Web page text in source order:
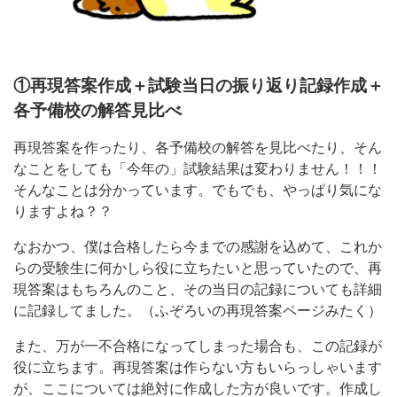
①再現答案作成＋試験当日の振り返り記録作成＋
各予備校の解答見比べ
再現答案を作ったり、各予備校の解答を見比べたり、そん
なことをしても「今年の」試験結果は変わりません！！！
そんなことは分かっています。でもでも、やっぱり気にな
りますよね？？
なおかつ、僕は合格したら今までの感謝を込めて、これか
らの受験生に何かしら役に立ちたいと思っていたので、再
現答案はもちろんのこと、その当日の記録についても詳細
に記録してました。（ふぞろいの再現答案ページみたく）
また、万が一不合格になってしまった場合も、この記録が
役に立ちます。再現答案は作らない方もいらっしゃいます
が、ここについては絶対に作成した方が良いです。作成し